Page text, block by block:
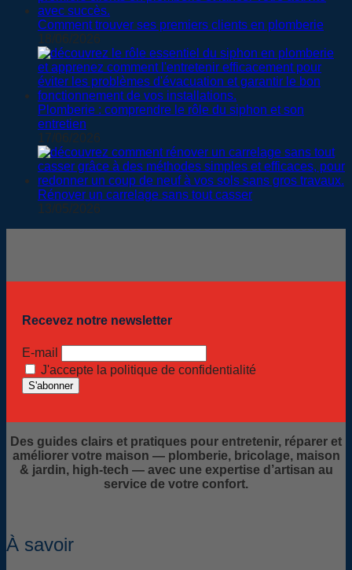
Comment trouver ses premiers clients en plomberie
18/06/2026
Plomberie : comprendre le rôle du siphon et son
entretien
17/06/2026
Rénover un carrelage sans tout casser
13/05/2026
Recevez notre newsletter
E-mail
J'accepte la politique de confidentialité
Des guides clairs et pratiques pour entretenir, réparer et
améliorer votre maison — plomberie, bricolage, maison
& jardin, high-tech — avec une expertise d’artisan au
service de votre confort.
À savoir